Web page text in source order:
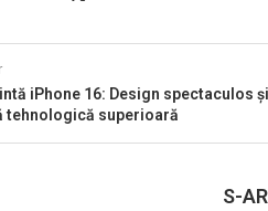
iPhone 16: Design spectaculos și
tehnologică superioară
S-